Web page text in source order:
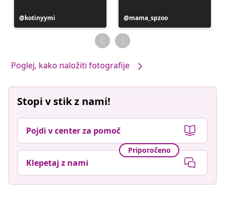
Objavo
je
kotinyymi
Objavo
je
objavil
mama_spzoo
Poglej, kako naložiti fotografije
Stopi v stik z nami!
Pojdi v center za pomoč
Priporočeno
Klepetaj z nami